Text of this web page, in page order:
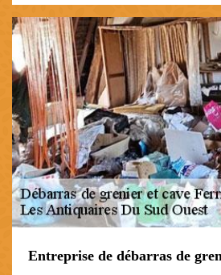
Entreprise de débarras de